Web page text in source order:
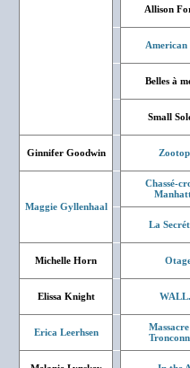
Allison
American
Belles à
Small
Ginnifer Goodwin
Maggie Gyllenhaal
Chassé-
La
Michelle Horn
Elissa Knight
Erica Leerhsen